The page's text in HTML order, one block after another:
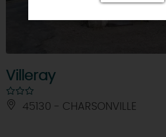
Villeray
45130 - CHARSONVILLE